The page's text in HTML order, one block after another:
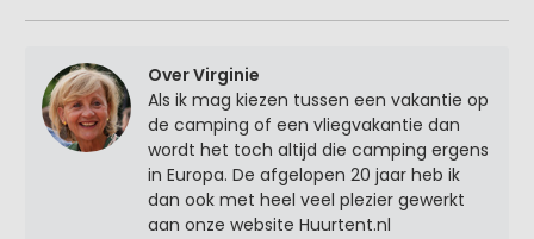
Over Virginie
Als ik mag kiezen tussen een vakantie op
de camping of een vliegvakantie dan
wordt het toch altijd die camping ergens
in Europa. De afgelopen 20 jaar heb ik
dan ook met heel veel plezier gewerkt
aan onze website Huurtent.nl